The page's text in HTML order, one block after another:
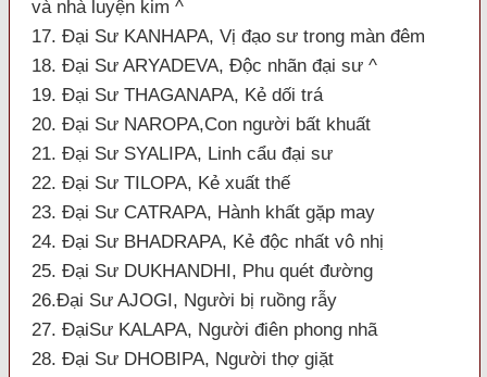
và nhà luyện kim ^
17. Đại Sư KANHAPA, Vị đạo sư trong màn đêm
18. Đại Sư ARYADEVA, Ðộc nhãn đại sư ^
19. Đại Sư THAGANAPA, Kẻ dối trá
20. Đại Sư NAROPA,Con người bất khuất
21. Đại Sư SYALIPA, Linh cẩu đại sư
22. Đại Sư TILOPA, Kẻ xuất thế
23. Đại Sư CATRAPA, Hành khất gặp may
24. Đại Sư BHADRAPA, Kẻ độc nhất vô nhị
25. Đại Sư DUKHANDHI, Phu quét đường
26.Đại Sư AJOGI, Người bị ruồng rẫy
27. ĐạiSư KALAPA, Người điên phong nhã
28. Đại Sư DHOBIPA, Người thợ giặt